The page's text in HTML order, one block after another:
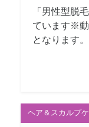
「男性型脱
ています※
となります
ヘア＆スカルプ